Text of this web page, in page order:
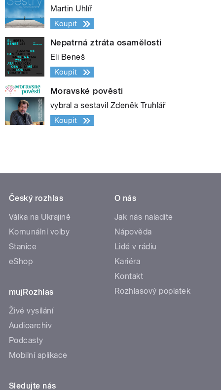
Martin Uhlíř
Koupit
Nepatrná ztráta osamělosti
Eli Beneš
Koupit
Moravské pověsti
vybral a sestavil Zdeněk Truhlář
Koupit
Český rozhlas
Válka na Ukrajině
Komunální volby
Stanice
eShop
mujRozhlas
Živé vysílání
Audioarchiv
Podcasty
Mobilní aplikace
O nás
Jak nás naladíte
Nápověda
Lidé v rádiu
Kariéra
Kontakt
Rozhlasový poplatek
Sledujte nás